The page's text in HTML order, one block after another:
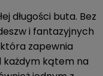
długości buta. Bez
i fantazyjnych
zapewnia
kątem na